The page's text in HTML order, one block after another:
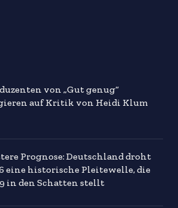
von „Gut genug“
auf Kritik von Heidi Klum
Prognose: Deutschland droht
eine historische Pleitewelle, die
in den Schatten stellt